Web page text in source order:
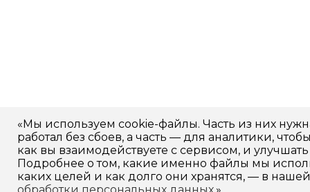
«Мы используем cookie-файлы. Часть из них
работал без сбоев, а часть — для аналитики,
как вы взаимодействуете с сервисом, и улучшать
Подробнее о том, какие именно файлы мы
каких целей и как долго они хранятся, — в